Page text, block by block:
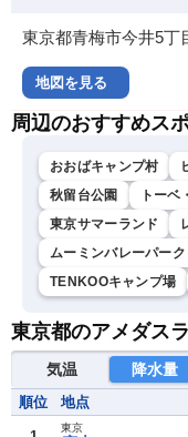
東京都青梅市今井5丁
地図を見る
周辺のおすすめス
おおばキャンプ村
秋留台公園
トー
東京サマーランド
ムーミンバレーパーク
TENKOOキャンプ場
東京都のアメダス
気温 降水量
順位 地点
東京